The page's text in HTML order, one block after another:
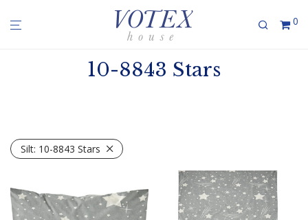
0
10-8843 Stars
Silt: 10-8843 Stars